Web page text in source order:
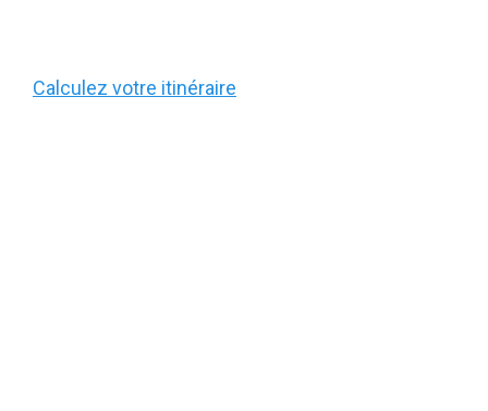
Calculez votre itinéraire